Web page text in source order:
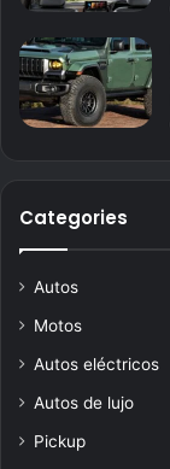
Categories
Autos
Motos
Autos eléctricos
Autos de lujo
Pickup